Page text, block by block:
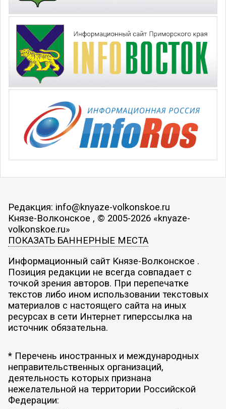
Редакция: info@knyaze-volkonskoe.ru
Князе-Волконское , © 2005-2026 «knyaze-
volkonskoe.ru»
ПОКАЗАТЬ БАННЕРНЫЕ МЕСТА
Информационный сайт Князе-Волконское .
Позиция редакции не всегда совпадает с
точкой зрения авторов. При перепечатке
текстов либо ином использовании текстовых
материалов с настоящего сайта на иных
ресурсах в сети Интернет гиперссылка на
источник обязательна.
* Перечень иностранных и международных
неправительственных организаций,
деятельность которых признана
нежелательной на территории Российской
Федерации: